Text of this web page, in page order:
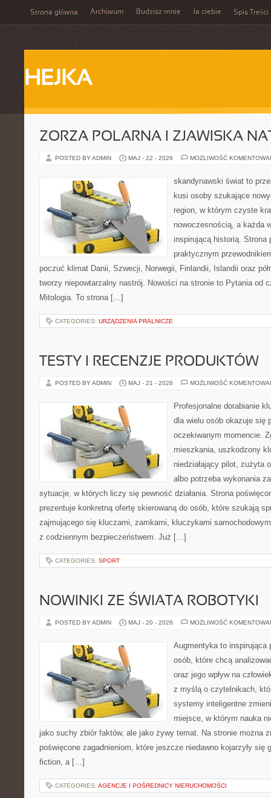
Strona główna Archiwum Budzisz mnie Ja ciebie Spis Treści
HEJKA
ZORZA POLARNA I ZJAWISKA
POSTED BY ADMIN MAJ - 22 - 2026 MOŻLIWOŚĆ
skandynawski świat to
kusi osoby szukające
region, w którym czyste
nowoczesnością, a każda
inspirującą historią.
praktycznym
poczuć klimat Danii, Szwecji, Norwegii, Finlandii, Islandii oraz
tworzy niepowtarzalny nastrój. Nowości na stronie to Pytania od
Mitologia. To strona […]
CATEGORIES: URZĄDZENIA PRALNICZE
TESTY I RECENZJE PRODUKTÓW
POSTED BY ADMIN MAJ - 21 - 2026 MOŻLIWOŚĆ
Profesjonalne dorabianie
dla wielu osób okazuje się
oczekiwanym momencie.
mieszkania, uszkodzony
niedziałający pilot, zużyta
albo potrzeba wykonania
sytuacje, w których liczy się pewność działania. Strona
prezentuje konkretną ofertę skierowaną do osób, które szukają
zajmującego się kluczami, zamkami, kluczykami
z codziennym bezpieczeństwem. Już […]
CATEGORIES: SPORT
NOWINKI ZE ŚWIATA ROBOTYKI
POSTED BY ADMIN MAJ - 20 - 2026 MOŻLIWOŚĆ
Augmentyka to inspirująca
osób, które chcą
oraz jego wpływ na
z myślą o czytelnikach,
systemy inteligentne
miejsce, w którym nauka
jako suchy zbiór faktów, ale jako żywy temat. Na stronie można
poświęcone zagadnieniom, które jeszcze niedawno kojarzyły się
fiction, a […]
CATEGORIES: AGENCJE I POŚREDNICY NIERUCHOMOŚCI